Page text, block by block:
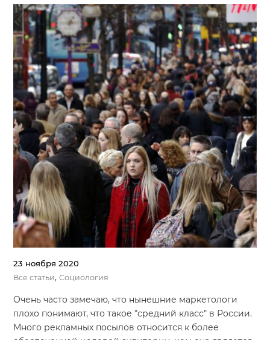
23 ноября 2020
Все статьи,Социология
Очень часто замечаю, что нынешние маркетологи
плохо понимают, что такое "средний класс" в России.
Много рекламных посылов относится к более